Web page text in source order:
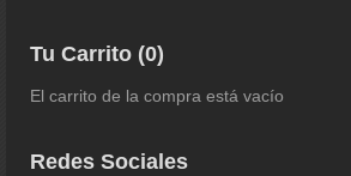
Tu Carrito (0)
El carrito de la compra está vacío
Redes Sociales